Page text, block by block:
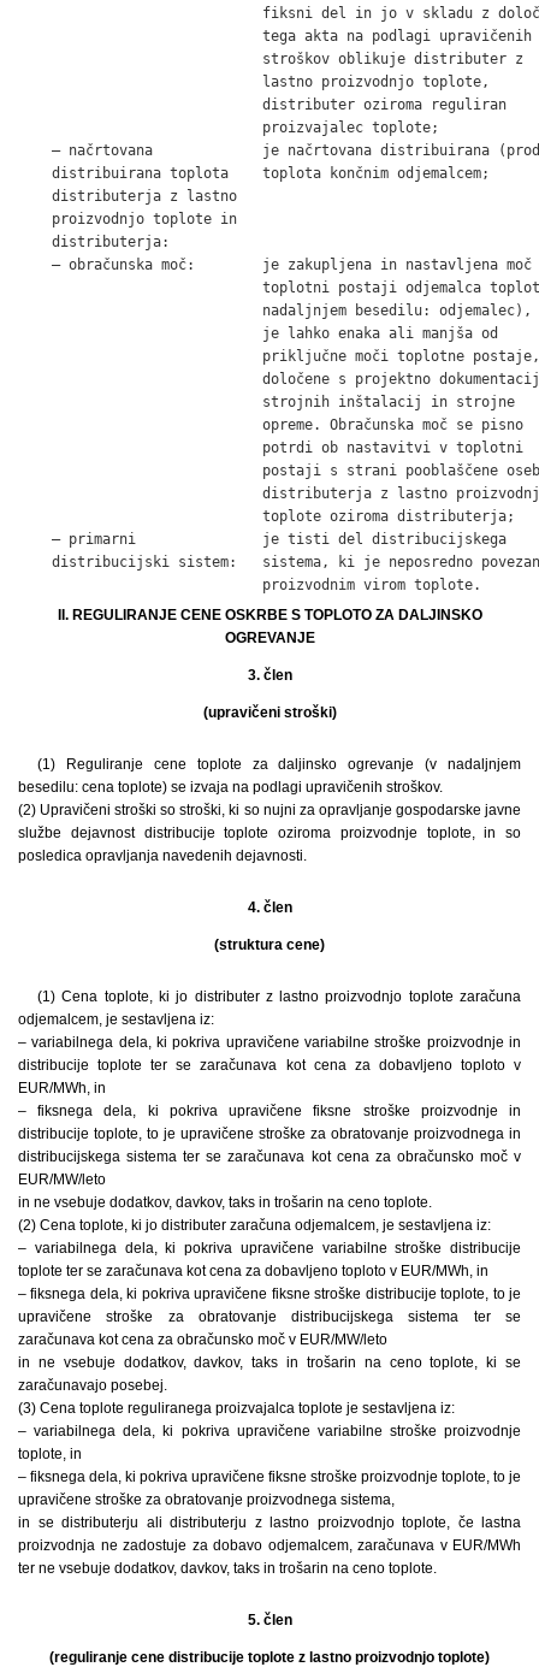
fiksni del in jo v skladu z
                             tega akta na podlagi upravičenih
                             stroškov oblikuje distributer z
                             lastno proizvodnjo toplote,
                             distributer oziroma reguliran
                             proizvajalec toplote;
– načrtovana             je načrtovana distribuirana
    distribuirana toplota    toplota končnim odjemalcem;
    di­stributerja z lastno
    proizvodnjo toplote in
    distributerja:
– obračunska moč:        je zakupljena in nastavljena moč
toplotni postaji odjemalca
nadaljnjem besedilu: odjemalec),
                             je lahko enaka ali manjša od
                             priključne moči toplotne postaje,
določene s projektno
                             strojnih inštalacij in strojne
                             opreme. Obračunska moč se pisno
                             potrdi ob nastavitvi v toplotni
postaji s strani pooblaščene
distributerja z lastno
                             toplote oziroma distributerja;
    – primarni               je tisti del distribucijskega
distribucijski sistem:   sistema, ki je neposredno
                             proizvodnim virom toplote.
II. REGULIRANJE CENE OSKRBE S TOPLOTO ZA DALJINSKO
OGREVANJE
3. člen
(upravičeni stroški)
(1) Reguliranje cene toplote za daljinsko ogrevanje (v nadaljnjem
besedilu: cena toplote) se izvaja na podlagi upravičenih stroškov.
(2) Upravičeni stroški so stroški, ki so nujni za opravljanje gospodarske javne
službe dejavnost distribucije toplote oziroma proizvodnje toplote, in so
posledica opravljanja navedenih dejavnosti.
4. člen
(struktura cene)
(1) Cena toplote, ki jo distributer z lastno proizvodnjo toplote zaračuna
odjemalcem, je sestavljena iz:
– variabilnega dela, ki pokriva upravičene variabilne stroške proizvodnje in
distribucije toplote ter se zaračunava kot cena za dobavljeno toploto v
EUR/MWh, in
– fiksnega dela, ki pokriva upravičene fiksne stroške proizvodnje in
distribucije toplote, to je upravičene stroške za obratovanje proizvodnega in
distribucijskega sistema ter se zaračunava kot cena za obračunsko moč v
EUR/MW/leto
in ne vsebuje dodatkov, davkov, taks in trošarin na ceno toplote.
(2) Cena toplote, ki jo distributer zaračuna odjemalcem, je sestavljena iz:
– variabilnega dela, ki pokriva upravičene variabilne stroške distribucije
toplote ter se zaračunava kot cena za dobavljeno toploto v EUR/MWh, in
– fiksnega dela, ki pokriva upravičene fiksne stroške distribucije toplote, to je
upravičene stroške za obratovanje distribucijskega sistema ter se
zaračunava kot cena za obračunsko moč v EUR/MW/leto
in ne vsebuje dodatkov, davkov, taks in trošarin na ceno toplote, ki se
zaračunavajo posebej.
(3) Cena toplote reguliranega proizvajalca toplote je sestavljena iz:
– variabilnega dela, ki pokriva upravičene variabilne stroške proizvodnje
toplote, in
– fiksnega dela, ki pokriva upravičene fiksne stroške proizvodnje toplote, to je
upravičene stroške za obratovanje proizvodnega sistema,
in se distributerju ali distributerju z lastno proizvodnjo toplote, če lastna
proizvodnja ne zadostuje za dobavo odjemalcem, zaračunava v EUR/MWh
ter ne vsebuje dodatkov, davkov, taks in trošarin na ceno toplote.
5. člen
(reguliranje cene distribucije toplote z lastno proizvodnjo toplote)